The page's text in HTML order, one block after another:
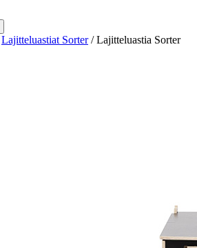
Lajitteluastiat Sorter/ Lajitteluastia Sorter